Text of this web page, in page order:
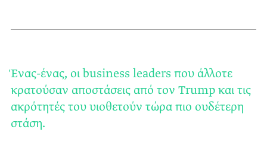
Ένας-ένας, οι business leaders που άλλοτε
κρατούσαν αποστάσεις από τον Trump και τις
ακρότητές του υιοθετούν τώρα πιο ουδέτερη
στάση.